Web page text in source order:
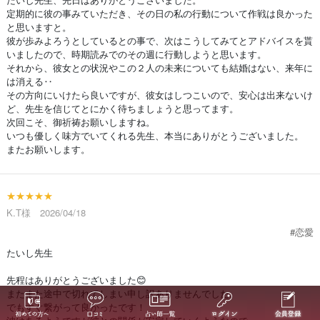
定期的に彼の事みていただき、その日の私の行動について作戦は良かった
と思いますと。
彼が歩みよろうとしているとの事で、次はこうしてみてとアドバイスを貰
いましたので、時期読みでのその週に行動しようと思います。
それから、彼女との状況やこの２人の未来についても結婚はない、来年に
は消える‥
その方向にいけたら良いですが、彼女はしつこいので、安心は出来ないけ
ど、先生を信じてとにかく待ちましょうと思ってます。
次回こそ、御祈祷お願いしますね。
いつも優しく味方でいてくれる先生、本当にありがとうございました。
またお願いします。
★★★★★
K.T様 2026/04/18
#恋愛
たいし先生
先程はありがとうございました😊
またまた途中で切れてしまい申し訳ありませんでした。
でもすぐ繋がって良かったです！